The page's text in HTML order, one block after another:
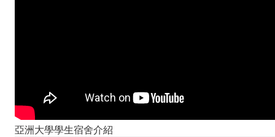
亞洲大學學生宿舍介紹